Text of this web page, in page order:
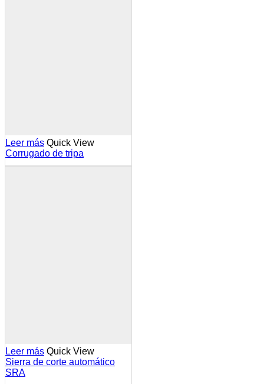
Leer más Quick View
Corrugado de tripa
Leer más Quick View
Sierra de corte automático
SRA